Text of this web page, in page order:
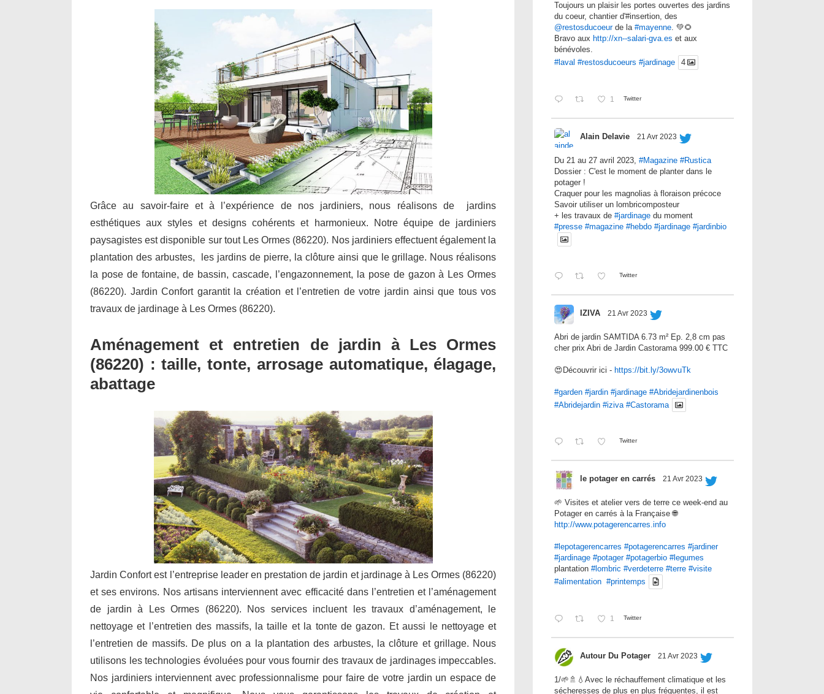
Grâce au savoir-faire et à l’expérience de nos jardiniers, nous réalisons de jardins
esthétiques aux styles et designs cohérents et harmonieux. Notre équipe de jardiniers
paysagistes est disponible sur tout Les Ormes (86220). Nos jardiniers effectuent également la
plantation des arbustes, les jardins de pierre, la clôture ainsi que le grillage. Nous réalisons
la pose de fontaine, de bassin, cascade, l’engazonnement, la pose de gazon à Les Ormes
(86220). Jardin Confort garantit la création et l’entretien de votre jardin ainsi que tous vos
travaux de jardinage à Les Ormes (86220).
Aménagement et entretien de jardin à Les Ormes
(86220) : taille, tonte, arrosage automatique, élagage,
abattage
Jardin Confort est l’entreprise leader en prestation de jardin et jardinage à Les Ormes (86220)
et ses environs. Nos artisans interviennent avec efficacité dans l’entretien et l’aménagement
de jardin à Les Ormes (86220). Nos services incluent les travaux d’aménagement, le
nettoyage et l’entretien des massifs, la taille et la tonte de gazon. Et aussi le nettoyage et
l’entretien de massifs. De plus on a la plantation des arbustes, la clôture et grillage. Nous
utilisons les technologies évoluées pour vous fournir des travaux de jardinages impeccables.
Nos jardiniers interviennent avec professionnalisme pour faire de votre jardin un espace de
Toujours un plaisir les portes ouvertes des jardins
du coeur, chantier d'#insertion, des
@restosducoeurde la#mayenne. 💚🌻
Bravo aux http://xn--salari-gva.es et aux
bénévoles.
#laval #restosducoeurs #jardinage 4
1 Twitter
Alain Delavie 21 Avr 2023
Du 21 au 27 avril 2023,#Magazine #Rustica
Dossier : C'est le moment de planter dans le
potager !
Craquer pour les magnolias à floraison précoce
Savoir utiliser un lombricomposteur
+ les travaux de#jardinage du moment
#presse #magazine #hebdo #jardinage #jardinbio
Twitter
IZIVA 21 Avr 2023
Abri de jardin SAMTIDA 6.73 m² Ep. 2,8 cm pas
cher prix Abri de Jardin Castorama 999.00 € TTC
😍Découvrir ici - https://bit.ly/3owvuTk
#garden #jardin #jardinage #Abridejardinenbois
#Abridejardin #iziva #Castorama
Twitter
le potager en carrés 21 Avr 2023
🌱 Visites et atelier vers de terre ce week-end au
Potager en carrés à la Française 🌐
http://www.potagerencarres.info
#lepotagerencarres #potagerencarres #jardiner
#jardinage #potager #potagerbio #legumes
plantation#lombric #verdeterre #terre #visite
#alimentation #printemps
1 Twitter
Autour Du Potager 21 Avr 2023
1/🌱🚿💧Avec le réchauffement climatique et les
sécheresses de plus en plus fréquentes, il est